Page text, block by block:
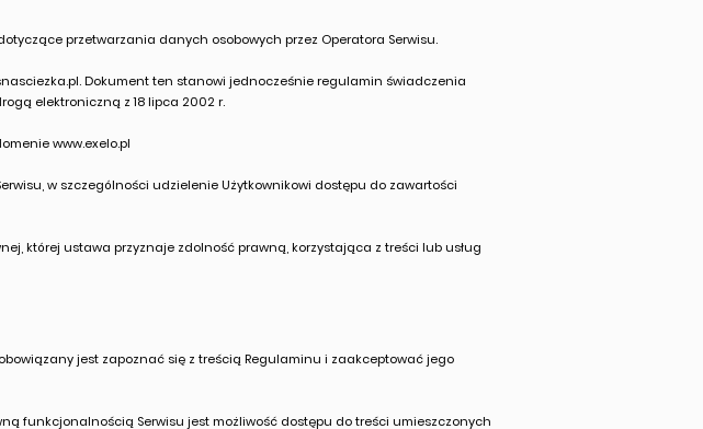
przetwarzania danych osobowych przez Operatora Serwisu.
Dokument ten stanowi jednocześnie regulamin świadczenia
elektroniczną z 18 lipca 2002 r.
www.exelo.pl
w szczególności udzielenie Użytkownikowi dostępu do zawartości
której ustawa przyznaje zdolność prawną, korzystająca z treści lub usług
jest zapoznać się z treścią Regulaminu i zaakceptować jego
funkcjonalnością Serwisu jest możliwość dostępu do treści umieszczonych